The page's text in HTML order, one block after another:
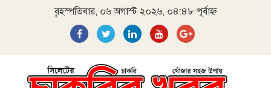
বৃহস্পতিবার, ০৬ অগাস্ট ২০২৬, ০৪:৪৮ পূর্বাহ্ন